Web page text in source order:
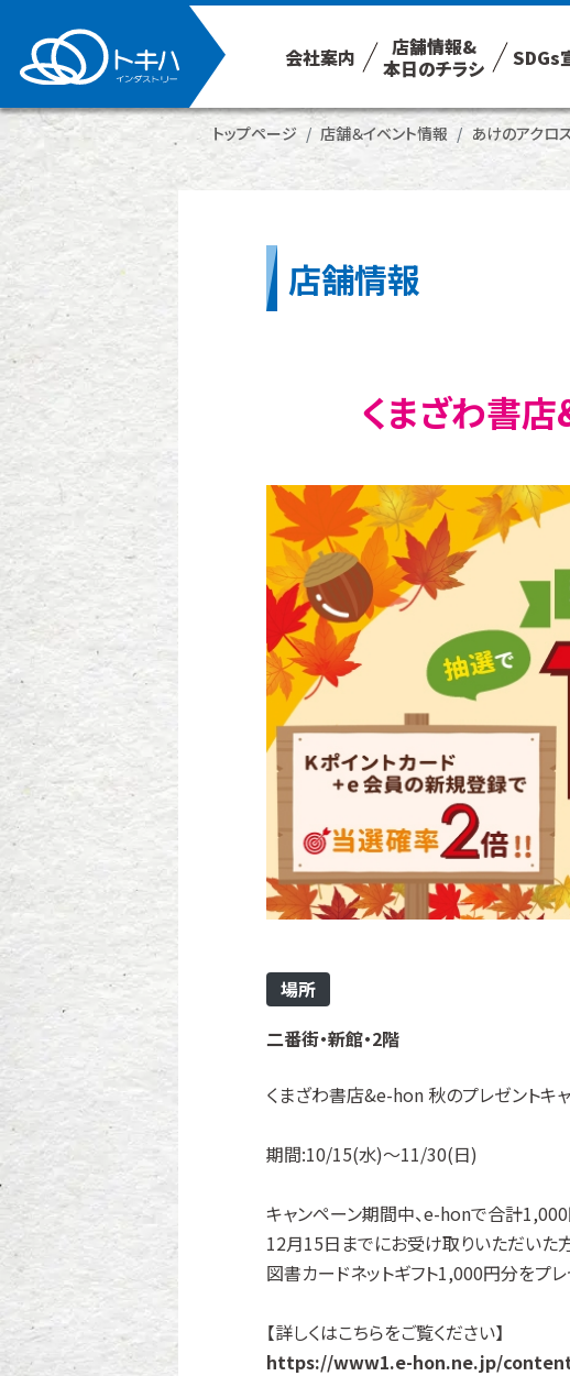
会社案内
店舗情報&
本日のチラシ
SDGs
トップページ 店舗＆イベント情報 あけのアクロ
店舗情報
くまざわ書
場所
二番街・新館・2階
くまざわ書店&e-hon 秋のプレゼントキ
期間:10/15(水)～11/30(日)
キャンペーン期間中、e-honで合計
12月15日までにお受け取りいただいた
図書カードネットギフト1,000円分をプ
【詳しくはこちらをご覧ください】
https://www1.e-hon.ne.jp/